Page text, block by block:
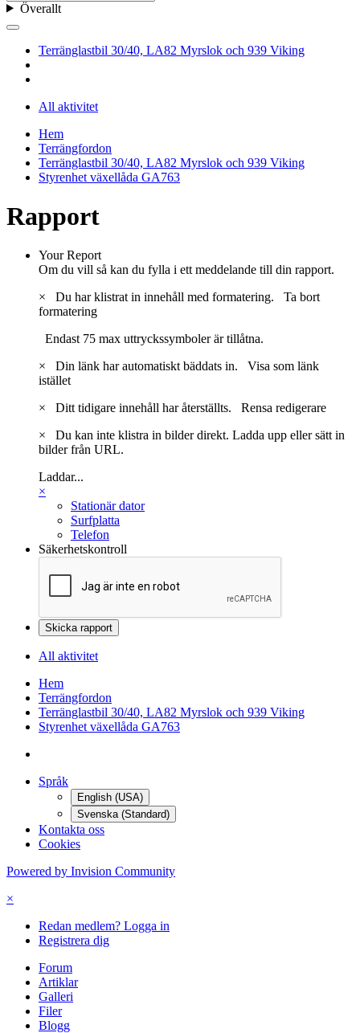
Överallt
Terränglastbil 30/40, LA82 Myrslok och 939 Viking
All aktivitet
Hem
Terrängfordon
Terränglastbil 30/40, LA82 Myrslok och 939 Viking
Styrenhet växellåda GA763
Rapport
Your Report
Om du vill så kan du fylla i ett meddelande till din rapport.
×
Du har klistrat in innehåll med formatering. Ta bort
formatering
Endast 75 max uttryckssymboler är tillåtna.
×
Din länk har automatiskt bäddats in. Visa som länk
istället
×
Ditt tidigare innehåll har återställts. Rensa redigerare
×
Du kan inte klistra in bilder direkt. Ladda upp eller sätt in
bilder från URL.
Laddar...
×
Stationär dator
Surfplatta
Telefon
Säkerhetskontroll
Skicka rapport
All aktivitet
Hem
Terrängfordon
Terränglastbil 30/40, LA82 Myrslok och 939 Viking
Styrenhet växellåda GA763
Språk
English (USA)
Svenska (Standard)
Kontakta oss
Cookies
Powered by Invision Community
×
Redan medlem? Logga in
Registrera dig
Forum
Artiklar
Galleri
Filer
Blogg